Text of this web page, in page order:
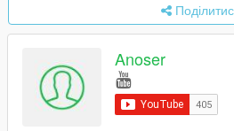
Anoser